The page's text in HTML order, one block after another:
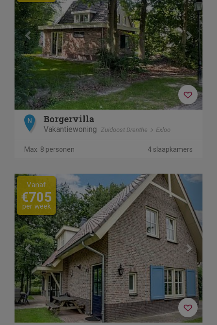
N Borgervilla
Vakantiewoning Zuidoost Drenthe Exloo
Max. 8 personen 4 slaapkamers
Previous Next
Vanaf
€705
per week